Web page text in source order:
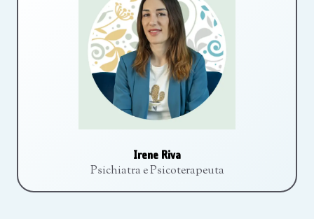
Irene Riva
Psichiatra e Psicoterapeuta